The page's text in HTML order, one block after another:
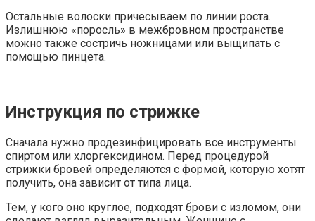
Остальные волоски причесываем по линии роста.
Излишнюю «поросль» в межбровном пространстве
можно также состричь ножницами или выщипать с
помощью пинцета.
Инструкция по стрижке
Сначала нужно продезинфицировать все инструменты
спиртом или хлоргексидином. Перед процедурой
стрижки бровей определяются с формой, которую хотят
получить, она зависит от типа лица.
Тем, у кого оно круглое, подходят брови с изломом, они